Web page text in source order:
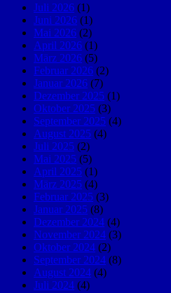
Juli 2026 (1)
Juni 2026 (1)
Mai 2026 (2)
April 2026 (1)
März 2026 (5)
Februar 2026 (2)
Januar 2026 (7)
Dezember 2025 (1)
Oktober 2025 (3)
September 2025 (4)
August 2025 (4)
Juli 2025 (2)
Mai 2025 (5)
April 2025 (1)
März 2025 (4)
Februar 2025 (3)
Januar 2025 (8)
Dezember 2024 (4)
November 2024 (3)
Oktober 2024 (2)
September 2024 (8)
August 2024 (4)
Juli 2024 (4)